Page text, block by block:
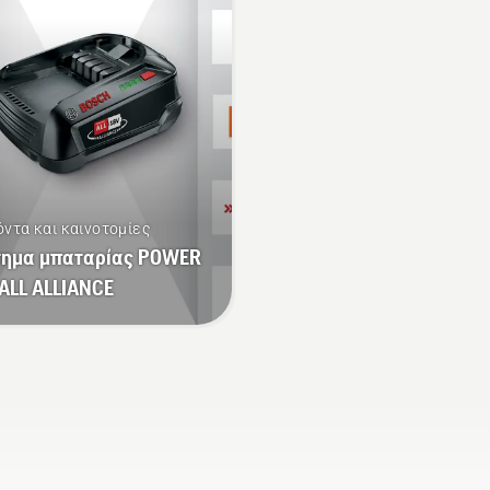
και καινοτομίες
μπαταρίας POWER
ALLIANCE